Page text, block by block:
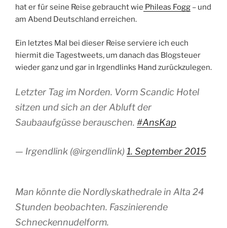
hat er für seine Reise gebraucht wie Phileas Fogg – und
am Abend Deutschland erreichen.
Ein letztes Mal bei dieser Reise serviere ich euch
hiermit die Tagestweets, um danach das Blogsteuer
wieder ganz und gar in Irgendlinks Hand zurückzulegen.
Letzter Tag im Norden. Vorm Scandic Hotel
sitzen und sich an der Abluft der
Saubaaufgüsse berauschen. #AnsKap
— Irgendlink (@irgendlink) 1. September 2015
Man könnte die Nordlyskathedrale in Alta 24
Stunden beobachten. Faszinierende
Schneckennudelform.